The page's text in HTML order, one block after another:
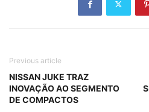
Previous article
NISSAN JUKE TRAZ
INOVAÇÃO AO SEGMENTO
DE COMPACTOS